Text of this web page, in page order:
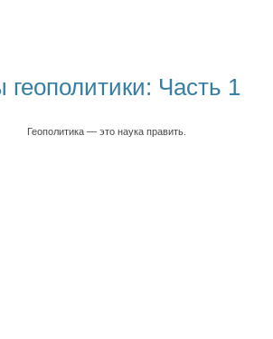
Часть 1
Геополитика — это наука править.